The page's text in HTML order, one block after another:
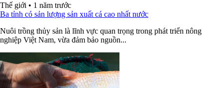
Thế giới • 1 năm trước
Ba tỉnh có sản lượng sản xuất cá cao nhất nước
Nuôi trồng thủy sản là lĩnh vực quan trọng trong phát triển nông
nghiệp Việt Nam, vừa đảm bảo nguồn...